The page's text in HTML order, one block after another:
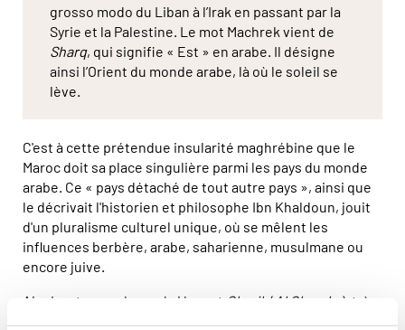
grosso modo du Liban à l’Irak en passant par la
Syrie et la Palestine. Le mot Machrek vient de
Sharq, qui signifie « Est » en arabe. Il désigne
ainsi l’Orient du monde arabe, là où le soleil se
lève.
C'est à cette prétendue insularité maghrébine que le
Maroc doit sa place singulière parmi les pays du monde
arabe. Ce « pays détaché de tout autre pays », ainsi que
le décrivait l'historien et philosophe Ibn Khaldoun, jouit
d'un pluralisme culturel unique, où se mêlent les
influences berbère, arabe, saharienne, musulmane ou
encore juive.
Ainsi, est-ce un hasard si le mot Gharib ( Al Gharaba ), très